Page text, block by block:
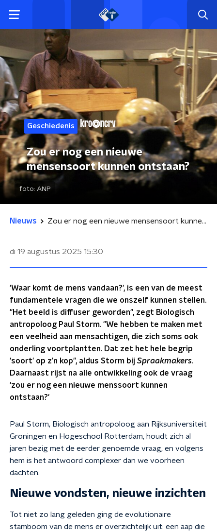
Geschiedenis
Zou er nog een nieuwe
mensensoort kunnen ontstaan?
foto: ANP
Nieuws Zou er nog een nieuwe mensensoort kunnen ontstaan?
di 19 augustus 2025 15:30
'Waar komt de mens vandaan?', is een van de meest
fundamentele vragen die we onszelf kunnen stellen.
"Het beeld is diffuser geworden", zegt Biologisch
antropoloog Paul Storm. "We hebben te maken met
een veelheid aan mensachtigen, die zich soms ook
onderling voortplantten. Dat zet het hele begrip
'soort' op z’n kop", aldus Storm bij Spraakmakers.
Daarnaast rijst na alle ontwikkeling ook de vraag
'zou er nog een nieuwe menssoort kunnen
ontstaan?'
Paul Storm, Biologisch antropoloog aan Rijksuniversiteit
Groningen en Hogeschool Rotterdam, houdt zich al
jaren bezig met de eerder genoemde vraag, en volgens
hem is het antwoord complexer dan we voorheen
dachten.
Nieuwe vondsten, nieuwe inzichten
Tot niet zo lang geleden ging de evolutionaire
stamboom van de mens er overzichtelijk uit: een aap die